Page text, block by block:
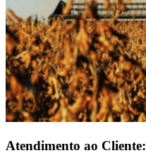
Atendimento ao Cliente: